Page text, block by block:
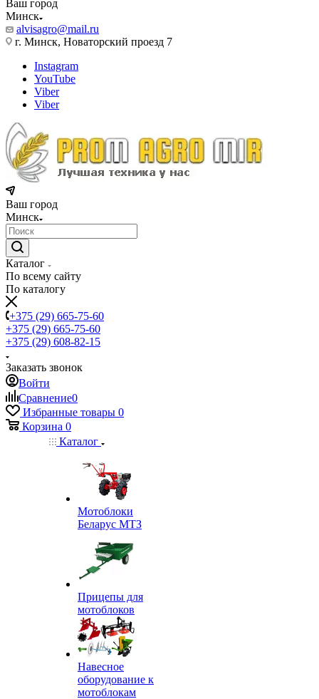
Ваш город
Минск
alvisagro@mail.ru
г. Минск, Новаторский проезд 7
Instagram
YouTube
Viber
Viber
Ваш город
Минск
Каталог
По всему сайту
По каталогу
+375 (29) 665-75-60
+375 (29) 665-75-60
+375 (29) 608-82-15
Заказать звонок
Войти
Сравнение0
Избранные товары 0
Корзина 0
Каталог
Мотоблоки
Беларус МТЗ
Прицепы для
мотоблоков
Навесное
оборудование к
мотоблокам